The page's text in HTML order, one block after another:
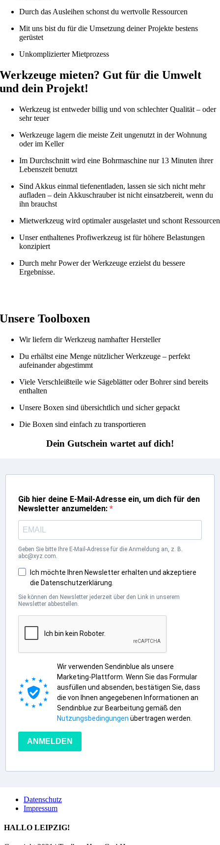
Durch das Ausleihen schonst du wertvolle Ressourcen
Mit uns bist du für die Umsetzung deiner Projekte bestens
gerüstet
Unkomplizierter Mietprozess
Werkzeuge mieten? Gut für die Umwelt
und dein Projekt!
Werkzeug ist entweder billig und von schlechter Qualität – oder
sehr teuer
Werkzeuge lagern die meiste Zeit ungenutzt in der Wohnung
oder im Keller
Im Durchschnitt wird eine Bohrmaschine nur 13 Minuten ihrer
Lebenszeit benutzt
Sind Akkus einmal tiefenentladen, lassen sie sich nicht mehr
aufladen – dein Akkuschrauber ist nicht einsatzbereit, wenn du
ihn brauchst
Mietwerkzeug wird optimaler ausgelastet und schont Ressourcen
Unser enthaltenes Profiwerkzeug ist für höhere Belastungen
konzipiert
Durch mehr Power der Werkzeuge erzielst du bessere
Ergebnisse.
Unsere Toolboxen
Wir liefern dir Werkzeug namhafter Hersteller
Du erhältst eine Menge nützlicher Werkzeuge – perfekt
aufeinander abgestimmt
Viele Verschleißteile wie Sägeblätter oder Bohrer sind bereits
enthalten
Unsere Boxen sind übersichtlich und sicher gepackt
Die Boxen sind einfach zu transportieren
Dein Gutschein wartet auf dich!
Gib hier deine E-Mail-Adresse ein, um dich für den
Newsletter anzumelden:
Geben Sie bitte Ihre E-Mail-Adresse für die Anmeldung an, z. B.
abc@xyz.com.
Ich möchte Ihren Newsletter erhalten und akzeptiere
die Datenschutzerklärung.
Sie können den Newsletter jederzeit über den Link in unserem
Newsletter abbestellen.
Wir verwenden Sendinblue als unsere
Marketing-Plattform. Wenn Sie das Formular
ausfüllen und absenden, bestätigen Sie, dass
die von Ihnen angegebenen Informationen an
Sendinblue zur Bearbeitung gemäß den
Nutzungsbedingungen übertragen werden.
ANMELDEN
Datenschutz
Impressum
HALLO LEIPZIG!